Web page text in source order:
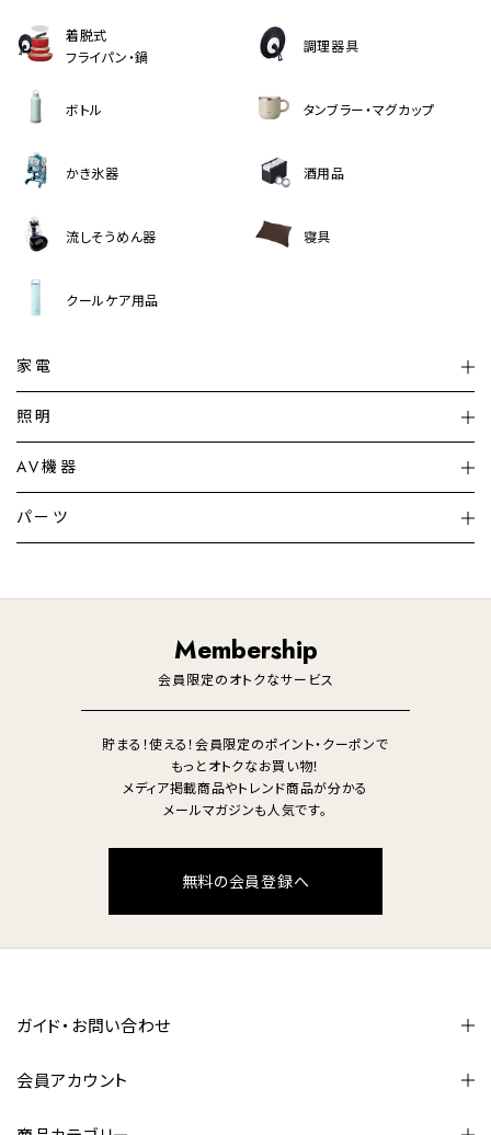
着脱式
フライパン・鍋
調理器具
ボトル タンブラー・マグカップ
かき氷器 酒用品
流しそうめん器 寝具
クールケア用品
家電
加湿器・空気清浄機
暖房機 掃除機
調理家電 生活家電
照明
シーリングライト
デスクライト
AV機器
テレビ
パーツ
Membership
会員限定のオトクなサービス
貯まる！使える！会員限定のポイント・クーポンで
もっとオトクなお買い物！
メディア掲載商品やトレンド商品が分かる
メールマガジンも人気です。
無料の会員登録へ
ガイド・お問い合わせ
会員アカウント